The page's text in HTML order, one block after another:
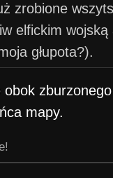
zrobione
elfickim
głupota?).
obok
mapy.